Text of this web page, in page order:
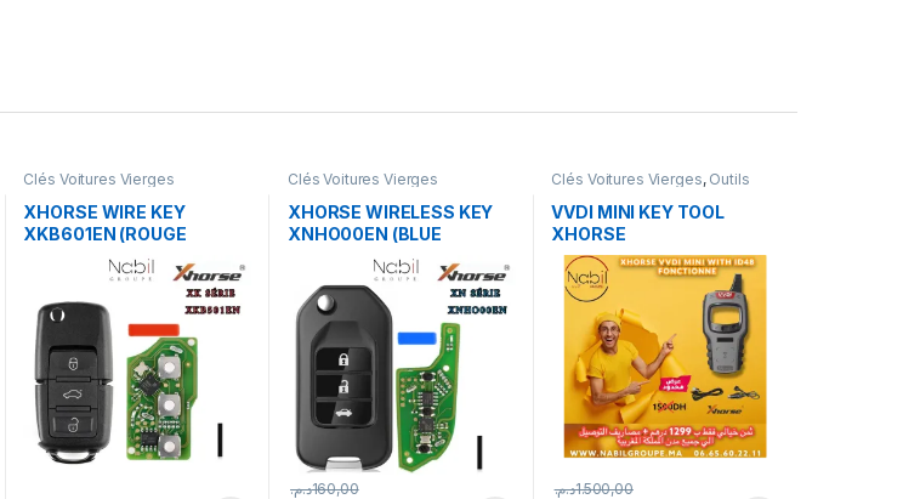
Clés Voitures Vierges
XHORSE WIRE KEY
XKB601EN (ROUGE
PACKAGE)
Clés Voitures Vierges
XHORSE WIRELESS KEY
XNHO00EN (BLUE
PACKAGE)
160,00د.م.
Clés Voitures Vierges, Outils
VVDI MINI KEY TOOL
XHORSE
1.500,00د.م.